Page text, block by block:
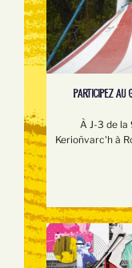
PARTICIPEZ AU
À J-3 de la
Kerioñvarc'h à